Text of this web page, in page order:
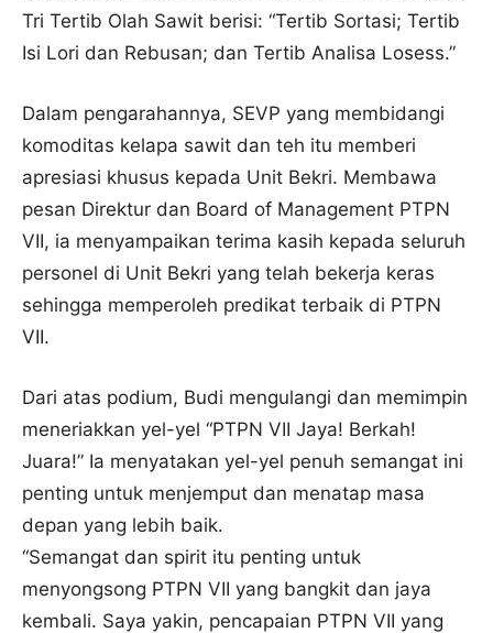
Tri Tertib Olah Sawit berisi: “Tertib Sortasi; Tertib
Isi Lori dan Rebusan; dan Tertib Analisa Losess.”
Dalam pengarahannya, SEVP yang membidangi
komoditas kelapa sawit dan teh itu memberi
apresiasi khusus kepada Unit Bekri. Membawa
pesan Direktur dan Board of Management PTPN
VII, ia menyampaikan terima kasih kepada seluruh
personel di Unit Bekri yang telah bekerja keras
sehingga memperoleh predikat terbaik di PTPN
VII.
Dari atas podium, Budi mengulangi dan memimpin
meneriakkan yel-yel “PTPN VII Jaya! Berkah!
Juara!” Ia menyatakan yel-yel penuh semangat ini
penting untuk menjemput dan menatap masa
depan yang lebih baik.
“Semangat dan spirit itu penting untuk
menyongsong PTPN VII yang bangkit dan jaya
kembali. Saya yakin, pencapaian PTPN VII yang